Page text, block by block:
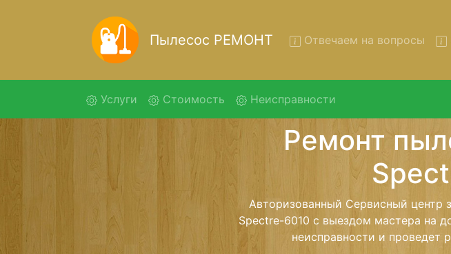
Пылесос РЕМОНТ Отвечаем на вопросы
Услуги (current)Стоимость Неисправности
Ремонт пылесосов
Ремонт пылесосов Endever Spectre-
с помощью нашей бесплатной
дальнейшего более детального
останется неизменно при